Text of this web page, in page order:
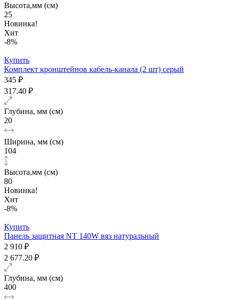
Высота,мм (см)
25
Новинка!
Хит
-8%
Купить
Комплект кронштейнов кабель-канала (2 шт) серый
345 ₽
317.40 ₽
Глубина, мм (см)
20
Ширина, мм (см)
104
Высота,мм (см)
80
Новинка!
Хит
-8%
Купить
Панель защитная NT 140W вяз натуральный
2 910 ₽
2 677.20 ₽
Глубина, мм (см)
400